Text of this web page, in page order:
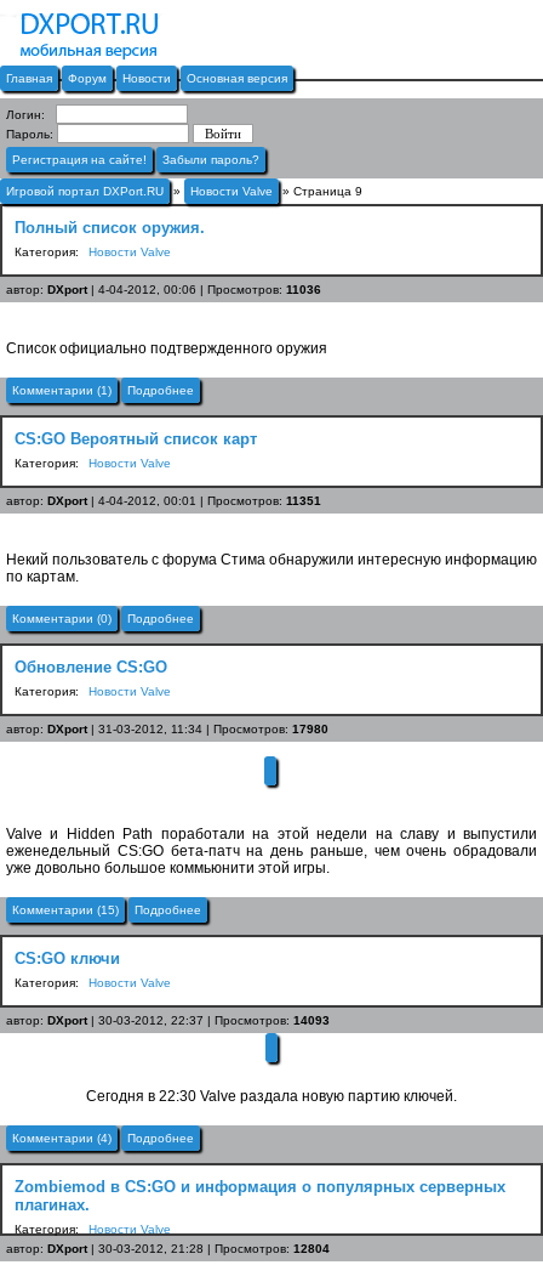
Главная Форум Новости Основная версия
Логин:
Пароль:
Регистрация на сайте!
Забыли пароль?
Игровой портал DXPort.RU » Новости Valve » Страница 9
Полный список оружия.
Категория: Новости Valve
автор: DXport| 4-04-2012, 00:06 | Просмотров: 11036
Список официально подтвержденного оружия
Комментарии (1) Подробнее
CS:GO Вероятный список карт
Категория: Новости Valve
автор: DXport| 4-04-2012, 00:01 | Просмотров: 11351
Некий пользователь с форума Стима обнаружили интересную информацию
по картам.
Комментарии (0) Подробнее
Обновление CS:GO
Категория: Новости Valve
автор: DXport| 31-03-2012, 11:34 | Просмотров: 17980
Valve и Hidden Path поработали на этой недели на славу и выпустили
еженедельный CS:GO бета-патч на день раньше, чем очень обрадовали
уже довольно большое коммьюнити этой игры.
Комментарии (15) Подробнее
CS:GO ключи
Категория: Новости Valve
автор: DXport| 30-03-2012, 22:37 | Просмотров: 14093
Сегодня в 22:30 Valve раздала новую партию ключей.
Комментарии (4) Подробнее
Zombiemod в CS:GO и информация о популярных серверных
плагинах.
Категория:
Новости Valve
автор: DXport| 30-03-2012, 21:28 | Просмотров: 12804